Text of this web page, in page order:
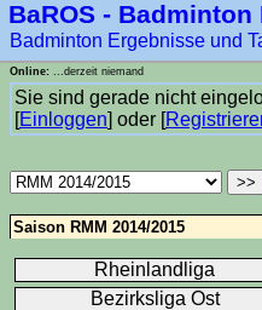
****-1
BaROS -
Badminton Ergebnisse und
Saison RMM 2014/2015
Rheinlandliga
Bezirksliga Ost
Online: ...derzeit niemand
Sie sind gerade nicht
[Einloggen] oder [